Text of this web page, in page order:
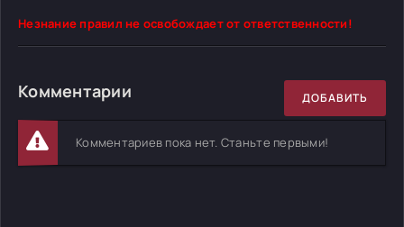
Незнание правил не освобождает от ответственности!
Комментарии ДОБАВИТЬ
Комментариев пока нет. Станьте первыми!